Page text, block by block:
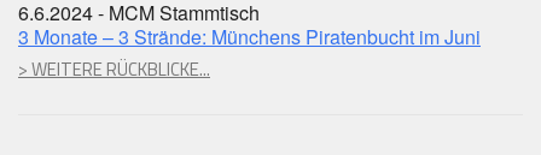
6.6.2024 - MCM Stammtisch
3 Monate – 3 Strände: Münchens Piratenbucht im Juni
> WEITERE RÜCKBLICKE...